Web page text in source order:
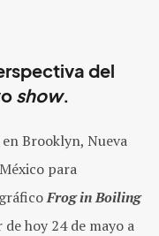
del
show.
Brooklyn, Nueva
para
Frog in Boiling
hoy 24 de mayo a